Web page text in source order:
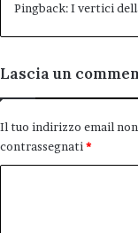
Pingback:I vertici
Lascia un
Il tuo indirizzo email
contrassegnati*